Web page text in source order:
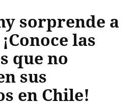
sorprende a
las
que no
sus
en Chile!